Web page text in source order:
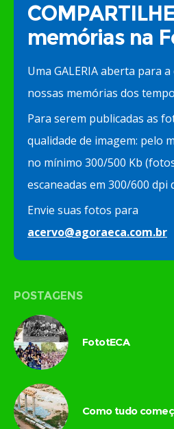
memórias na
Uma GALERIA aberta para
nossas memórias dos
Para serem publicadas as
qualidade de imagem: pelo
no mínimo 300/500 Kb
escaneadas em 300/600 dpi
Envie suas fotos para
acervo@agoraeca.com.br
POSTAGENS
FototECA
Como tudo